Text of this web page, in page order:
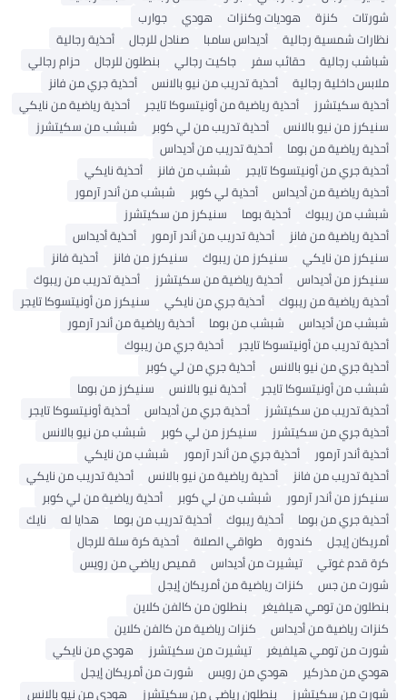
شورتات
كنزة هوديات وكنزات هودي
جوارب
نظارات شمسية رجالية
أديداس سامبا صنادل للرجال
أحذية رجالية
شباشب رجالية
حقائب سفر جاكيت رجالي بنطلون للرجال
حزام رجالي
ملابس داخلية رجالية
أحذية تدريب من نيو بالانس
أحذية جري من فانز
أحذية سكيتشرز
أحذية رياضية من أونيتسوكا تايجر
أحذية رياضية من نايكي
سنيكرز من نيو بالانس
أحذية تدريب من لي كوبر
شبشب من سكيتشرز
أحذية رياضية من بوما
أحذية تدريب من أديداس
أحذية جري من أونيتسوكا تايجر
شبشب من فانز
أحذية نايكي
أحذية رياضية من أديداس
أحذية لي كوبر
شبشب من أندر آرمور
شبشب من ريبوك
أحذية بوما
سنيكرز من سكيتشرز
أحذية رياضية من فانز
أحذية تدريب من أندر آرمور
أحذية أديداس
سنيكرز من نايكي
سنيكرز من ريبوك سنيكرز من فانز
أحذية فانز
سنيكرز من أديداس
أحذية رياضية من سكيتشرز
أحذية تدريب من ريبوك
أحذية رياضية من ريبوك
أحذية جري من نايكي
سنيكرز من أونيتسوكا تايجر
شبشب من أديداس
شبشب من بوما
أحذية رياضية من أندر آرمور
أحذية تدريب من أونيتسوكا تايجر
أحذية جري من ريبوك
أحذية جري من نيو بالانس
أحذية جري من لي كوبر
شبشب من أونيتسوكا تايجر
أحذية نيو بالانس
سنيكرز من بوما
أحذية تدريب من سكيتشرز
أحذية جري من أديداس
أحذية أونيتسوكا تايجر
أحذية جري من سكيتشرز
سنيكرز من لي كوبر
شبشب من نيو بالانس
أحذية أندر آرمور
أحذية جري من أندر آرمور
شبشب من نايكي
أحذية تدريب من فانز
أحذية رياضية من نيو بالانس
أحذية تدريب من نايكي
سنيكرز من أندر آرمور
شبشب من لي كوبر
أحذية رياضية من لي كوبر
أحذية جري من بوما
أحذية ريبوك أحذية تدريب من بوما هدايا له
نايك
أمريكان إيجل
كندورة طواقي الصلاة
أحذية كرة سلة للرجال
كرة قدم غوتي
تيشيرت من أديداس
قميص رياضي من رويس
شورت من جس
كنزات رياضية من أمريكان إيجل
بنطلون من تومي هيلفيغر
بنطلون من كالفن كلاين
كنزات رياضية من أديداس
كنزات رياضية من كالفن كلاين
شورت من تومي هيلفيغر
تيشيرت من سكيتشرز
هودي من نايكي
هودي من مذركير
هودي من رويس
شورت من أمريكان إيجل
شورت من سكيتشرز
بنطلون رياضي من سكيتشرز
هودي من نيو بالانس